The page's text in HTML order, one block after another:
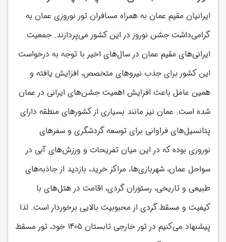
ایرانیان مقیم عمان به همراه مسافران تور نوروزی عمان به
گرامی‌داشت جشن نوروز در این کشور می‌پردازند. جمعیت
ایرانی‌های مقیم عمان در سال‌های اخیر با توجه به درخواست
این کشور برای جذب نیروهای متخصص، افزایش یافته و
همین عامل باعث افزایش اهمیت جشن‌های ایرانی در عمان
شده است. عمان نیز مانند بسیاری از کشورهای منطقه دارای
پتانسیل‌های فراوانی برای توسعه گردشگری و سفرهای
نوروزی بوده که در این میان تفریحات و ورزش‌های آبی در
سواحل عمان، شهربازی‌ها، مراکز خرید، بازدید از جاذبه‌های
طبیعی و تاریخی، رستوران گردی، اقامت در هتل‌های با
کیفیت و مسقط گردی از محبوبیت بالایی برخوردار است. لذا
پیشنهاد می‌کنیم در تور خارجی تابستان 1405 خود، تور مسقط